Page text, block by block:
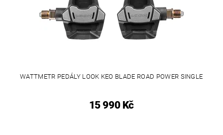
WATTMETR PEDÁLY LOOK KEO BLADE ROAD POWER SINGLE
15 990 Kč